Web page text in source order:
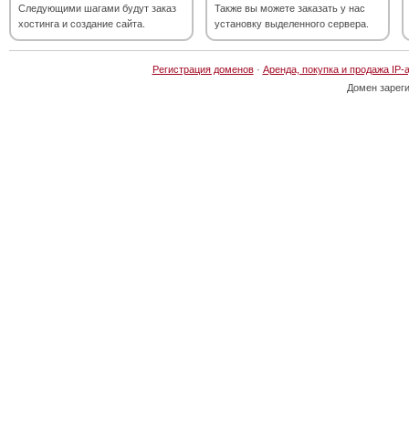
Следующими шагами будут заказ
хостинга и создание сайта.
Также вы можете заказать у нас
установку выделенного сервера.
Регистрация доменов· Аренда, покупка и продажа IP-
Домен